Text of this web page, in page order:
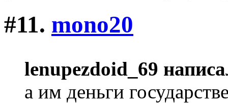
#11. mono20
lenupezdoid_69
а им деньги